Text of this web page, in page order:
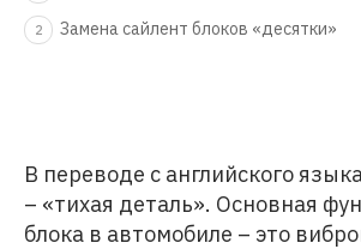
2 Замена сайлент блоков «десятки»
В переводе с английского
– «тихая деталь». Основная
блока в автомобиле – это